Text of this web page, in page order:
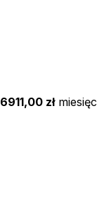
6911,00 zł